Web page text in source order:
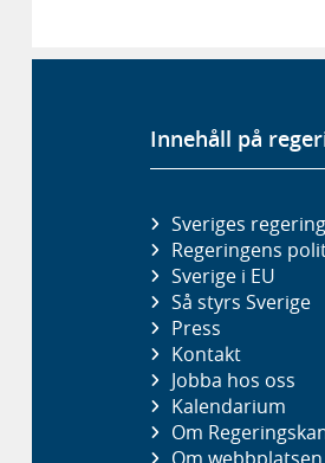
Innehåll på
Sveriges regering
Regeringens
Sverige i EU
Så styrs Sverige
Press
Kontakt
Jobba hos oss
Kalendarium
Om